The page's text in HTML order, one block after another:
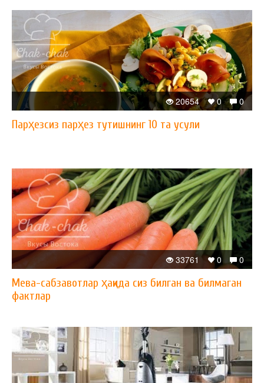
0
0
20654
Парҳезсиз парҳез тутишнинг 10 та усули
0
0
33761
Мева-сабзавотлар ҳақида сиз билган ва билмаган
фактлар